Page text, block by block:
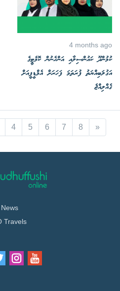
4 months ago
ކުމުންދޫ ކައުންސިލާއި އަންހެނުން ކޮމެޓީގެ
އަގުލަބިއްޔަތު ފުރަތަމަ ފަހަރަށް އެމްޑީޕީއަށް
ގެއްލިއްޖެ
4 5 6 7 8 »
News
Travels